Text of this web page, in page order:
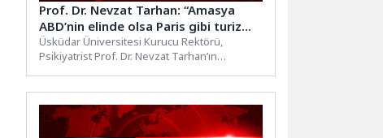
Prof. Dr. Nevzat Tarhan: “Amasya
ABD’nin elinde olsa Paris gibi turizm
merkezi olurdu”
Üsküdar Üniversitesi Kurucu Rektörü,
Psikiyatrist Prof. Dr. Nevzat Tarhan’ın